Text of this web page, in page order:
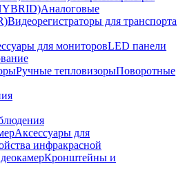
Аналоговые
Видеорегистраторы для транспорта
для мониторовLED панели
Ручные тепловизорыПоворотные
Аксессуары для
инфракрасной
Кронштейны и